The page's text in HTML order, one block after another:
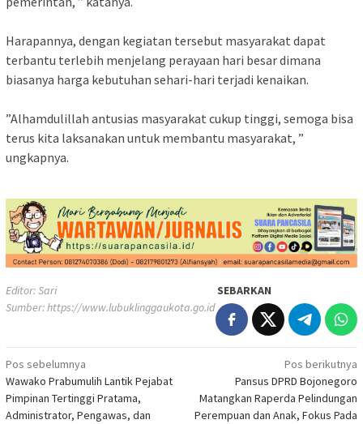
‎Harapannya, dengan kegiatan tersebut masyarakat dapat
terbantu terlebih menjelang perayaan hari besar dimana
biasanya harga kebutuhan sehari-hari terjadi kenaikan.
‎”Alhamdulillah antusias masyarakat cukup tinggi, semoga bisa
terus kita laksanakan untuk membantu masyarakat, ”
ungkapnya.
Editor: Sari
Sumber:https://www.lubuklinggaukota.go.id
SEBARKAN
Navigasi
pos
Pos sebelumnya
Wawako Prabumulih Lantik Pejabat
Pimpinan Tertinggi Pratama,
Administrator, Pengawas, dan
Pos berikutnya
Pansus DPRD Bojonegoro
Matangkan Raperda Pelindungan
Perempuan dan Anak, Fokus Pada